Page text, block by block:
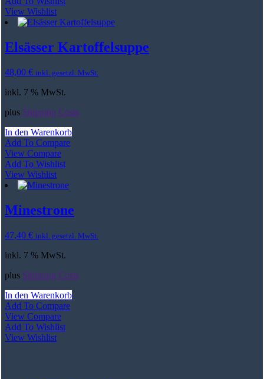
View Wishlist
Elsässer Kartoffelsuppe
48,00 € inkl. gesetzl. MwSt.
inkl. 7 % MwSt.
plus Shipping Costs
In den Warenkorb
Add To Compare
View Compare
Add To Wishlist
View Wishlist
Minestrone
47,40 € inkl. gesetzl. MwSt.
inkl. 7 % MwSt.
plus Shipping Costs
In den Warenkorb
Add To Compare
View Compare
Add To Wishlist
View Wishlist